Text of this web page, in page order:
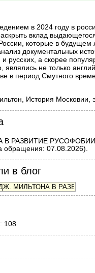
в 2024 году в
вклад
которые в
документальных
русских, а скорее
не только
в период Смутного
История Московии,
РАЗВИТИЕ РУСОФОБИИ //
обращения: 07.08.2026).
в блог
108